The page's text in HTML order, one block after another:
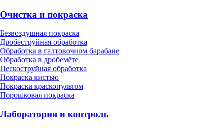
Очистка и покраска
Безвоздушная покраска
Дробеструйная обработка
Обработка в галтовочном барабане
Обработка в дробемёте
Пескоструйная обработка
Покраска кистью
Покраска краскопультом
Порошковая покраска
Лаборатория и контроль